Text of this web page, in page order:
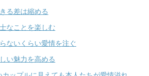
る差は縮める
なことを楽しむ
ないくらい愛情を注ぐ
い魅力を高める